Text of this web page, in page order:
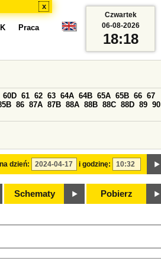
x
Praca
dzień: i godzinę:
60D 61 62 63 64A 64B 65A 65B 66 67
86 87A 87B 88A 88B 88C 88D 89 90
Schematy Pobierz
Czwartek
06-08-2026
18:18